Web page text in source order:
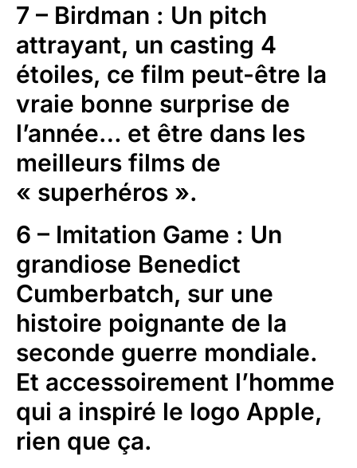
7 – Birdman : Un pitch
attrayant, un casting 4
étoiles, ce film peut-être la
vraie bonne surprise de
l’année… et être dans les
meilleurs films de
« superhéros ».
6 – Imitation Game : Un
grandiose Benedict
Cumberbatch, sur une
histoire poignante de la
seconde guerre mondiale.
Et accessoirement l’homme
qui a inspiré le logo Apple,
rien que ça.